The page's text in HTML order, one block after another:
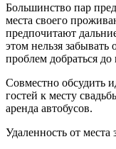
Большинство пар
места своего
предпочитают
этом нельзя
проблем добраться
Совместно обсудить
гостей к месту
аренда автобусов.
Удаленность от места